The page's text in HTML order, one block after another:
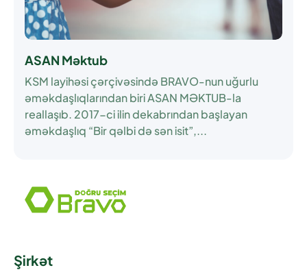
ASAN Məktub
KSM layihəsi çərçivəsində BRAVO-nun uğurlu
əməkdaşlıqlarından biri ASAN MƏKTUB-la
reallaşıb. 2017-ci ilin dekabrından başlayan
əməkdaşlıq “Bir qəlbi də sən isit”,...
Şirkət